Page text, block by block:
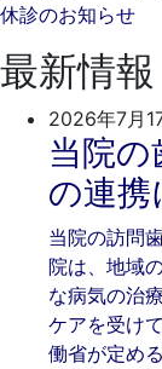
休診のお知らせ
最新情報
2026年7月
当院の
の連
当院の訪問
院は、地域
な病気の治
ケアを受け
働省が定め